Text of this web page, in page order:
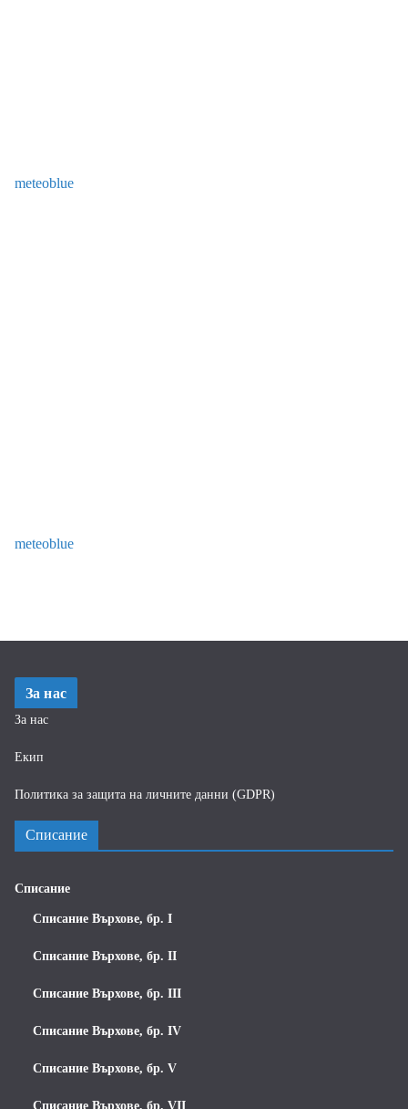
meteoblue
meteoblue
За нас
За нас
Екип
Политика за защита на личните данни (GDPR)
Списание
Списание
Списание Върхове, бр. I
Списание Върхове, бр. II
Списание Върхове, бр. III
Списание Върхове, бр. IV
Списание Върхове, бр. V
Списание Върхове, бр. VII